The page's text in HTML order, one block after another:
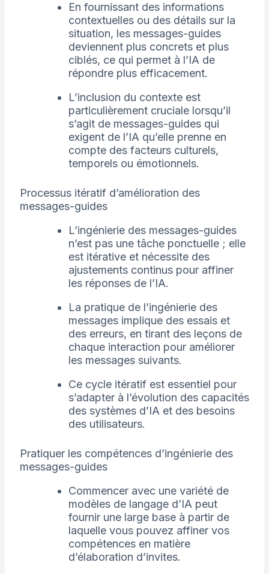
En fournissant des informations
contextuelles ou des détails sur la
situation, les messages-guides
deviennent plus concrets et plus
ciblés, ce qui permet à l’IA de
répondre plus efficacement.
L’inclusion du contexte est
particulièrement cruciale lorsqu’il
s’agit de messages-guides qui
exigent de l’IA qu’elle prenne en
compte des facteurs culturels,
temporels ou émotionnels.
Processus itératif d’amélioration des
messages-guides
L’ingénierie des messages-guides
n’est pas une tâche ponctuelle ; elle
est itérative et nécessite des
ajustements continus pour affiner
les réponses de l’IA.
La pratique de l’ingénierie des
messages implique des essais et
des erreurs, en tirant des leçons de
chaque interaction pour améliorer
les messages suivants.
Ce cycle itératif est essentiel pour
s’adapter à l’évolution des capacités
des systèmes d’IA et des besoins
des utilisateurs.
Pratiquer les compétences d’ingénierie des
messages-guides
Commencer avec une variété de
modèles de langage d’IA peut
fournir une large base à partir de
laquelle vous pouvez affiner vos
compétences en matière
d’élaboration d’invites.